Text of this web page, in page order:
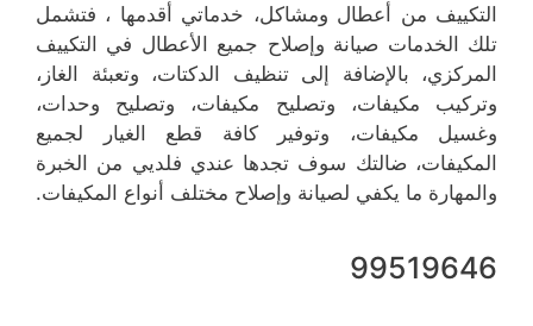
التكييف من أعطال ومشاكل، خدماتي أقدمها ، فتشمل
تلك الخدمات صيانة وإصلاح جميع الأعطال في التكييف
المركزي، بالإضافة إلى تنظيف الدكتات، وتعبئة الغاز،
وتركيب مكيفات، وتصليح مكيفات، وتصليح وحدات،
وغسيل مكيفات، وتوفير كافة قطع الغيار لجميع
المكيفات، ضالتك سوف تجدها عندي فلديي من الخبرة
والمهارة ما يكفي لصيانة وإصلاح مختلف أنواع المكيفات.
99519646